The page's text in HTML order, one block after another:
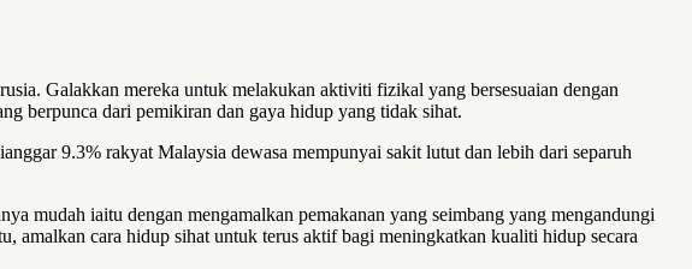
Galakkan mereka untuk melakukan aktiviti fizikal yang bersesuaian dengan
berpunca dari pemikiran dan gaya hidup yang tidak sihat.
9.3% rakyat Malaysia dewasa mempunyai sakit lutut dan lebih dari separuh
mudah iaitu dengan mengamalkan pemakanan yang seimbang yang mengandungi
amalkan cara hidup sihat untuk terus aktif bagi meningkatkan kualiti hidup secara